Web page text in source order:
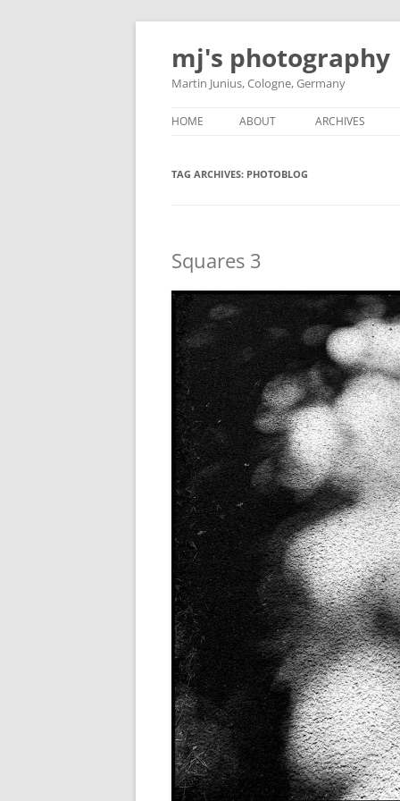
Skip
content
mj's photography
Martin Junius, Cologne, Germany
HOME ABOUT ARCHIVES
TAG ARCHIVES: PHOTOBLOG
Squares 3